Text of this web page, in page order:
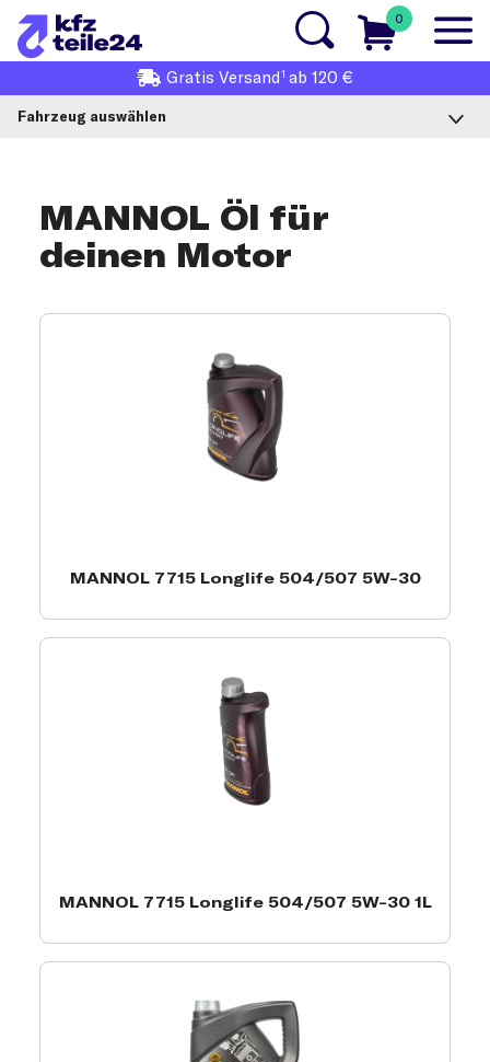
0
Gratis Versand1 ab 120 €
Fahrzeug auswählen
MANNOL Öl für
deinen Motor
MANNOL Motoröl Produktauswahl
MANNOL 7715 Longlife 504/507 5W-30
MANNOL 7715 Longlife 504/507 5W-30 1L